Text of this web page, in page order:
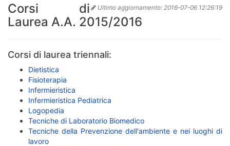
Ultimo aggiornamento: 2016-07-06 12:26:19
Corsi di
Laurea A.A. 2015/2016
Corsi di laurea triennali:
Dietistica
Fisioterapia
Infermieristica
Infermieristica Pediatrica
Logopedia
Tecniche di Laboratorio Biomedico
Tecniche della Prevenzione dell'ambiente e nei luoghi di
lavoro